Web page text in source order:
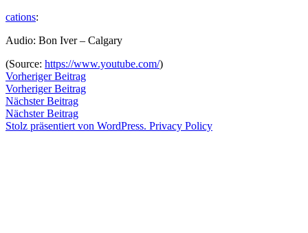
Zum
springen
von
Mai
Januar
2020
einen
zu
cations:
Audio: Bon Iver – Calgary
(Source: https://www.youtube.com/)
Veröffentlicht
von
snhpfr
16.
Mai
20114.
Januar
Veröffentlicht
in
Uncategorized
Schlagwörter:
audio,
bon
iver
Beitragsnavigation
Vorheriger BeitragVorheriger
Beitrag:
Vorheriger Beitrag
Nächster BeitragNächster
Beitrag:
Nächster Beitrag
Stolz präsentiert von WordPress. Privacy Policy